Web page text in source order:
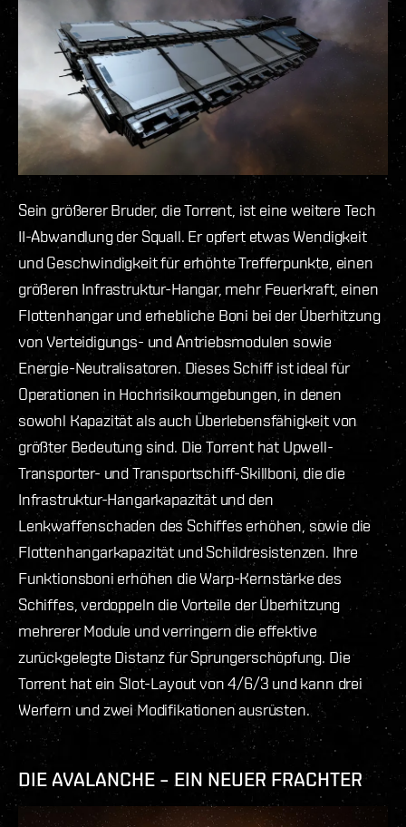
Sein größerer Bruder, die Torrent, ist eine weitere Tech
II-Abwandlung der Squall. Er opfert etwas Wendigkeit
und Geschwindigkeit für erhöhte Trefferpunkte, einen
größeren Infrastruktur-Hangar, mehr Feuerkraft, einen
Flottenhangar und erhebliche Boni bei der Überhitzung
von Verteidigungs- und Antriebsmodulen sowie
Energie-Neutralisatoren. Dieses Schiff ist ideal für
Operationen in Hochrisikoumgebungen, in denen
sowohl Kapazität als auch Überlebensfähigkeit von
größter Bedeutung sind. Die Torrent hat Upwell-
Transporter- und Transportschiff-Skillboni, die die
Infrastruktur-Hangarkapazität und den
Lenkwaffenschaden des Schiffes erhöhen, sowie die
Flottenhangarkapazität und Schildresistenzen. Ihre
Funktionsboni erhöhen die Warp-Kernstärke des
Schiffes, verdoppeln die Vorteile der Überhitzung
mehrerer Module und verringern die effektive
zurückgelegte Distanz für Sprungerschöpfung. Die
Torrent hat ein Slot-Layout von 4/6/3 und kann drei
Werfern und zwei Modifikationen ausrüsten.
DIE AVALANCHE – EIN NEUER FRACHTER